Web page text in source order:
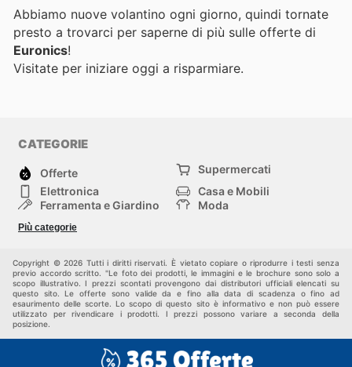
Abbiamo nuove volantino ogni giorno, quindi tornate
presto a trovarci per saperne di più sulle offerte di
Euronics!
Visitate per iniziare oggi a risparmiare.
CATEGORIE
Offerte
Supermercati
Elettronica
Casa e Mobili
Ferramenta e Giardino
Moda
Bambini e Neonati
Più categorie
Copyright © 2026 Tutti i diritti riservati. È vietato copiare o riprodurre i testi senza
previo accordo scritto. "Le foto dei prodotti, le immagini e le brochure sono solo a
scopo illustrativo. I prezzi scontati provengono dai distributori ufficiali elencati su
questo sito. Le offerte sono valide da e fino alla data di scadenza o fino ad
esaurimento delle scorte. Lo scopo di questo sito è informativo e non può essere
utilizzato per rivendicare i prodotti. I prezzi possono variare a seconda della
posizione.